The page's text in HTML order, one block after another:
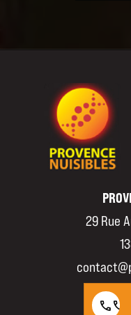
29 Rue
callcall